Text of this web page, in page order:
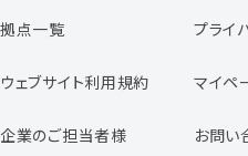
スタッフの声
専任コンサルタントの声
福利厚生のご案内
拠点一覧 プライ
ウェブサイト利用規約 マイペ
企業のご担当者様 お問い